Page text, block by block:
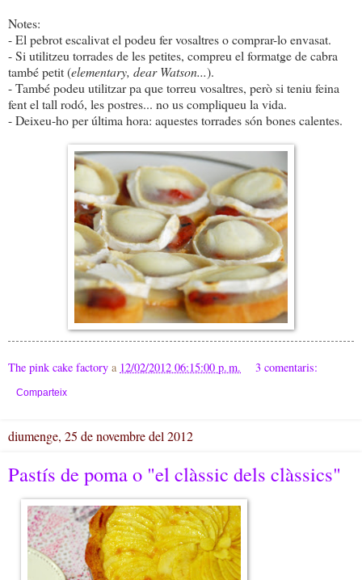
Notes:
- El pebrot escalivat el podeu fer vosaltres o comprar-lo envasat.
- Si utilitzeu torrades de les petites, compreu el formatge de cabra
també petit (elementary, dear Watson...).
- També podeu utilitzar pa que torreu vosaltres, però si teniu feina
fent el tall rodó, les postres... no us compliqueu la vida.
- Deixeu-ho per última hora: aquestes torrades són bones calentes.
The pink cake factory a 12/02/2012 06:15:00 p. m. 3 comentaris:
Comparteix
diumenge, 25 de novembre del 2012
Pastís de poma o "el clàssic dels clàssics"